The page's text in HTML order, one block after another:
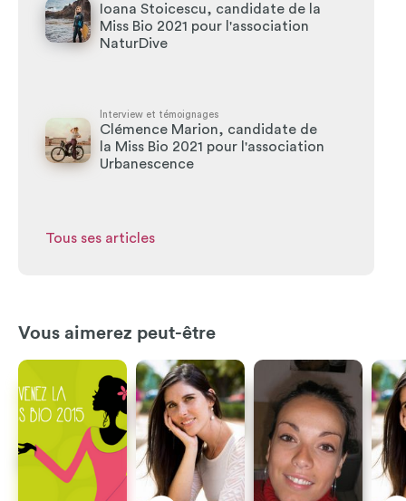
Ioana Stoicescu, candidate de la
Miss Bio 2021 pour l'association
NaturDive
Interview et témoignages
Clémence Marion, candidate de
la Miss Bio 2021 pour l'association
Urbanescence
Tous ses articles
Vous aimerez peut-être